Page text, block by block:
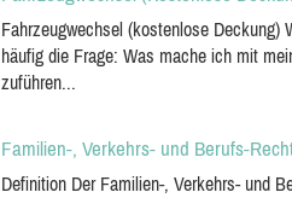
Fahrzeugwechsel (kostenlose
häufig die Frage: Was mache ich mit
zuführen...
Familien-, Verkehrs- und Berufs-
Definition Der Familien-, Verkehrs- und